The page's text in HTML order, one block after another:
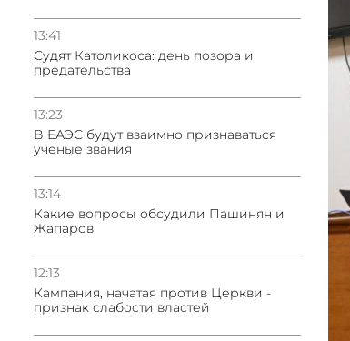
13:41
Судят Католикоса: день позора и
предательства
13:23
В ЕАЭС будут взаимно признаваться
учёные звания
13:14
Какие вопросы обсудили Пашинян и
Жапаров
12:13
Кампания, начатая против Церкви -
признак слабости властей